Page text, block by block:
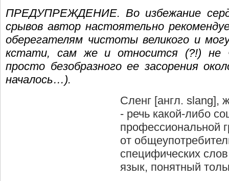
ПРЕДУПРЕЖДЕНИЕ. Во избежание
срывов автор настоятельно
оберегателям чистоты великого и
кстати, сам же и относится (?!) не
просто безобразного ее засорения
началось…).
Сленг [англ. slang],
- речь какой-либо
профессиональной
от
специфических
язык, понятный